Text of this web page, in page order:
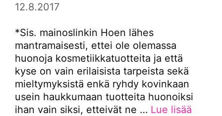
12.8.2017
*Sis. mainoslinkin Hoen lähes
mantramaisesti, ettei ole olemassa
huonoja kosmetiikkatuotteita ja että
kyse on vain erilaisista tarpeista sekä
mieltymyksistä enkä ryhdy kovinkaan
usein haukkumaan tuotteita huonoiksi
ihan vain siksi, etteivät ne … Lue lisää